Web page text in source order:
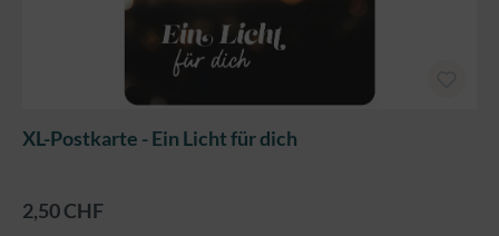
XL-Postkarte - Ein Licht für dich
2,50 CHF